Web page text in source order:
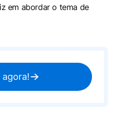
em abordar o tema de
agora!